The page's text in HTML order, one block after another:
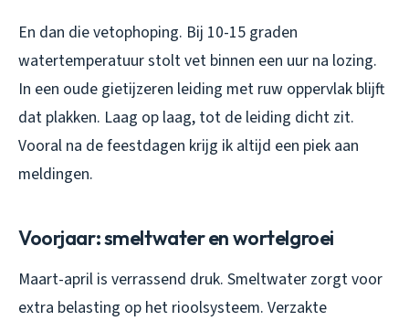
En dan die vetophoping. Bij 10-15 graden
watertemperatuur stolt vet binnen een uur na lozing.
In een oude gietijzeren leiding met ruw oppervlak blijft
dat plakken. Laag op laag, tot de leiding dicht zit.
Vooral na de feestdagen krijg ik altijd een piek aan
meldingen.
Voorjaar: smeltwater en wortelgroei
Maart-april is verrassend druk. Smeltwater zorgt voor
extra belasting op het rioolsysteem. Verzakte